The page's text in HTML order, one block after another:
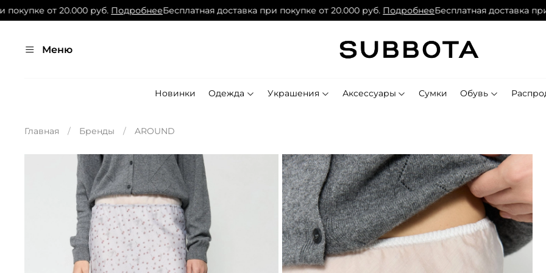
от 20.000 руб.ПодробнееБесплатная доставка при покупке от 20.000 руб.ПодробнееБесплатная доставка при
Меню
Новинки Одежда Украшения Аксессуары Сумки Обувь
Главная Бренды AROUND